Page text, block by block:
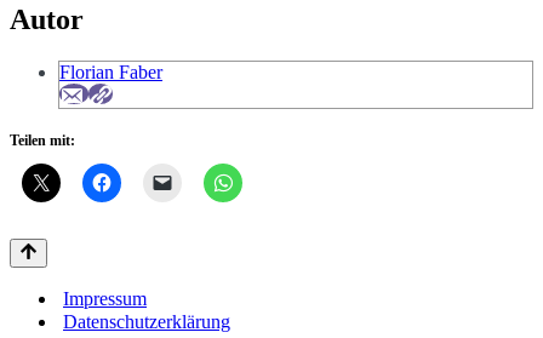
Autor
Florian Faber
Teilen mit:
Impressum
Datenschutzerklärung